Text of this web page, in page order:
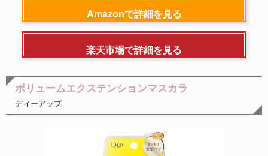
Amazonで詳細を見る
楽天市場で詳細を見る
ボリュームエクステンションマスカラ
ディーアップ